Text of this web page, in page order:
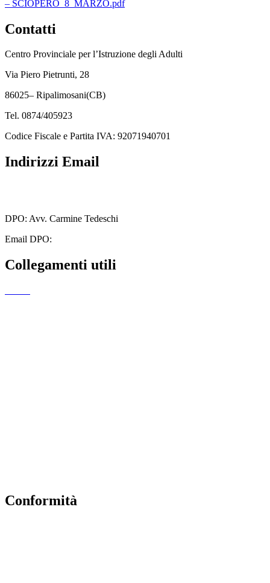
– SCIOPERO_8_MARZO.pdf
Contatti
Centro Provinciale per l’Istruzione degli Adulti
Via Piero Pietrunti, 28
86025– Ripalimosani(CB)
Tel. 0874/405923
Codice Fiscale e Partita IVA: 92071940701
Indirizzi Email
DPO: Avv. Carmine Tedeschi
Email DPO:
Collegamenti utili
Conformità